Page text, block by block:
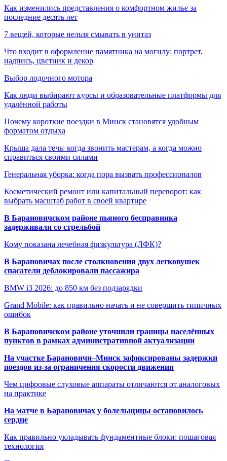
Как изменились представления о комфортном жилье за
последние десять лет
7 вещей, которые нельзя смывать в унитаз
Что входит в оформление памятника на могилу: портрет,
надпись, цветник и декор
Выбор лодочного мотора
Как люди выбирают курсы и образовательные платформы для
удалённой работы
Почему короткие поездки в Минск становятся удобным
форматом отдыха
Крыша дала течь: когда звонить мастерам, а когда можно
справиться своими силами
Генеральная уборка: когда пора вызвать профессионалов
Косметический ремонт или капитальный переворот: как
выбрать масштаб работ в своей квартире
В Барановичском районе пьяного бесправника
задерживали со стрельбой
Кому показана лечебная физкультура (ЛФК)?
В Барановичах после столкновения двух легковушек
спасатели деблокировали пассажира
BMW i3 2026: до 850 км без подзарядки
Grand Mobile: как правильно начать и не совершить типичных
ошибок
В Барановичском районе уточнили границы населённых
пунктов в рамках административной актуализации
На участке Барановичи–Минск зафиксированы задержки
поездов из-за ограничения скорости движения
Чем цифровые слуховые аппараты отличаются от аналоговых
на практике
На матче в Барановичах у болельщицы остановилось
сердце
Как правильно укладывать фундаментные блоки: пошаговая
технология